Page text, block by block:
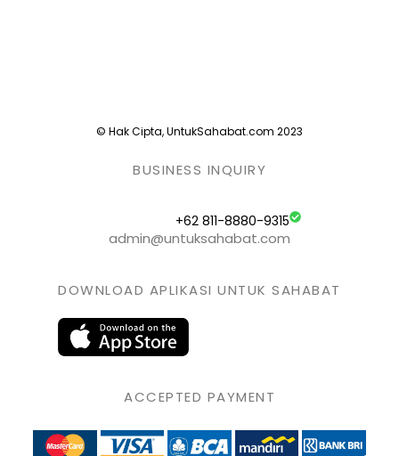
© Hak Cipta, UntukSahabat.com 2023
BUSINESS INQUIRY
+62 811-8880-9315
admin@untuksahabat.com
DOWNLOAD APLIKASI UNTUK SAHABAT
ACCEPTED PAYMENT